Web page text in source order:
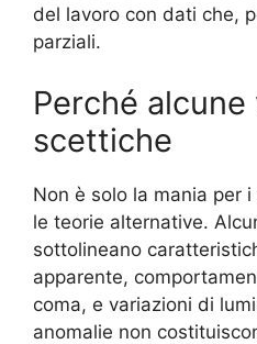
del lavoro con dati che,
parziali.
Perché
scettiche
Non è solo la mania per
le teorie alternative.
sottolineano
apparente,
coma, e variazioni di
anomalie non